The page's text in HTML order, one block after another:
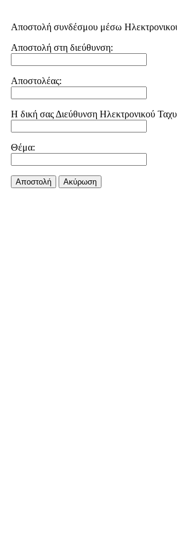
Αποστολή συνδέσμου μέσω
Αποστολή στη διεύθυνση:
Αποστολέας:
Η δική σας Διεύθυνση Ηλεκτρονικού
Θέμα:
Αποστολή Aκύρωση